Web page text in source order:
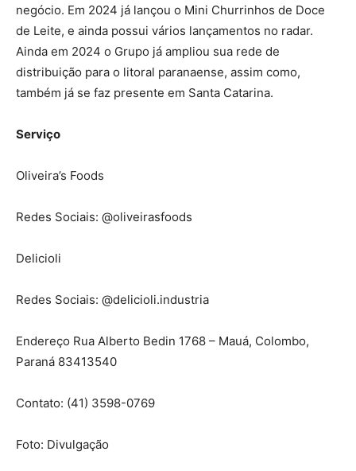
negócio. Em 2024 já lançou o Mini Churrinhos de Doce
de Leite, e ainda possui vários lançamentos no radar.
Ainda em 2024 o Grupo já ampliou sua rede de
distribuição para o litoral paranaense, assim como,
também já se faz presente em Santa Catarina.
Serviço
Oliveira’s Foods
Redes Sociais: @oliveirasfoods
Delicioli
Redes Sociais: @delicioli.industria
Endereço Rua Alberto Bedin 1768 – Mauá, Colombo,
Paraná 83413540
Contato: (41) 3598-0769
Foto: Divulgação